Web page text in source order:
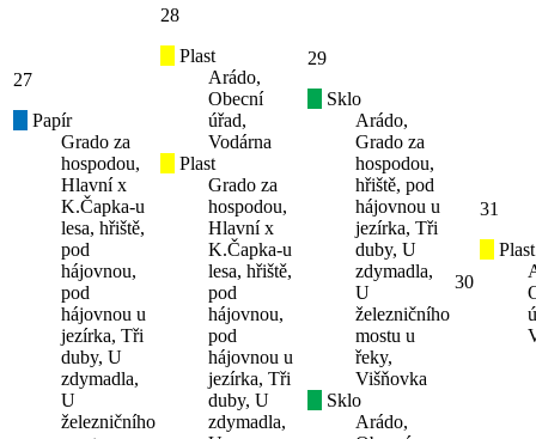
27
Papír
Grado za
hospodou,
Hlavní x
K.Čapka-u
lesa, hřiště,
pod
hájovnou,
pod
hájovnou u
jezírka, Tři
duby, U
zdymadla,
U
železničního
28
Plast
Arádo,
Obecní
úřad,
Vodárna
Plast
Grado za
hospodou,
Hlavní x
K.Čapka-u
lesa, hřiště,
pod
hájovnou,
pod
hájovnou u
jezírka, Tři
duby, U
zdymadla,
29
Sklo
Arádo,
Grado za
hospodou,
hřiště, pod
hájovnou u
jezírka, Tři
duby, U
zdymadla,
U
železničního
mostu u
řeky,
Višňovka
Sklo
Arádo,
30
31
Plast